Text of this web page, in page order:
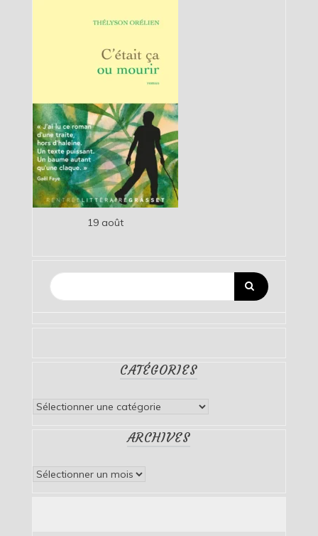
19 août
CATÉGORIES
Catégories
ARCHIVES
Archives